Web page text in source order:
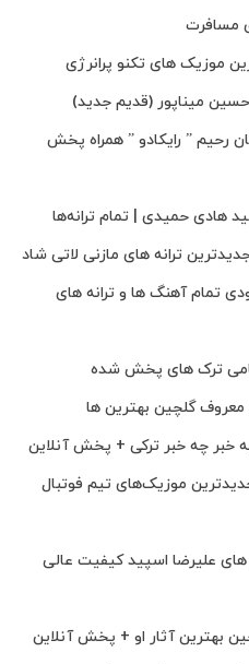
مسافرت
موزیک های تکنو پرانرژی
میناپور (قدیم جدید)
رحیم ” رایکادو ” همراه پخش
هادی حمیدی | تمام ترانه‌ها
ترانه های مازنی لاتی شاد
تمام آهنگ‌ ها و ترانه‌ های
ترک های پخش شده
معروف گلچین بهترین ها
خبر چه خبر ترکی + پخش آنلاین
موزیک‌های تیم فوتبال
علیرضا اسپید کیفیت عالی
بهترین آثار او + پخش آنلاین